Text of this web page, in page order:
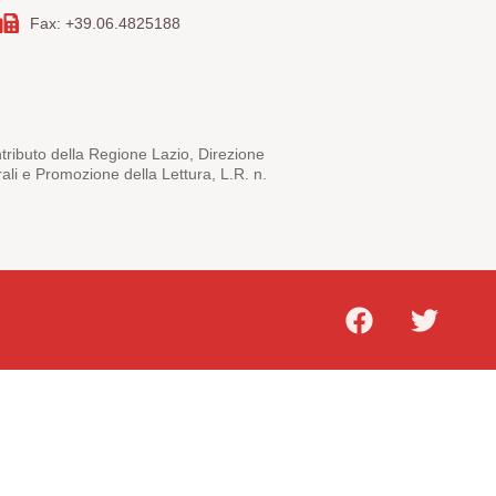
Fax: +39.06.4825188
della Regione Lazio, Direzione
e Promozione della Lettura, L.R. n.